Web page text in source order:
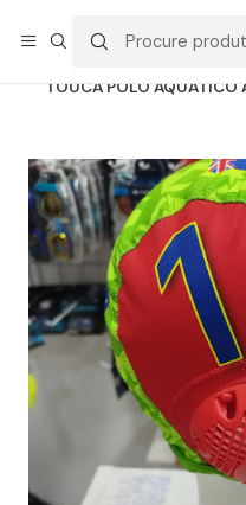
TOUCA POLO AQUÁTICO